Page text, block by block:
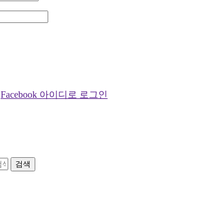
Facebook 아이디로 로그인
검색